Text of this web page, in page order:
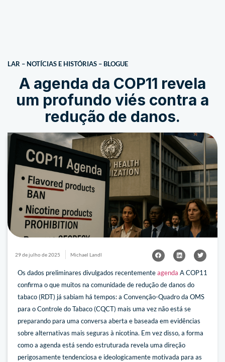
LAR – NOTÍCIAS E HISTÓRIAS – BLOGUE
A agenda da COP11 revela
um profundo viés contra a
redução de danos.
29 de julho de 2025 Michael Landl
Os dados preliminares divulgados recentementeagenda A COP11
confirma o que muitos na comunidade de redução de danos do
tabaco (RDT) já sabiam há tempos: a Convenção-Quadro da OMS
para o Controle do Tabaco (CQCT) mais uma vez não está se
preparando para uma conversa aberta e baseada em evidências
sobre alternativas mais seguras à nicotina. Em vez disso, a forma
como a agenda está sendo estruturada revela uma direção
perigosamente tendenciosa e ideologicamente motivada para as